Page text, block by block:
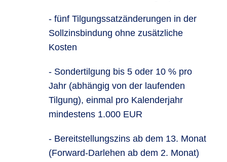
- fünf Tilgungssatzänderungen in der
Sollzinsbindung ohne zusätzliche
Kosten
- Sondertilgung bis 5 oder 10 % pro
Jahr (abhängig von der laufenden
Tilgung), einmal pro Kalenderjahr
mindestens 1.000 EUR
- Bereitstellungszins ab dem 13. Monat
(Forward-Darlehen ab dem 2. Monat)